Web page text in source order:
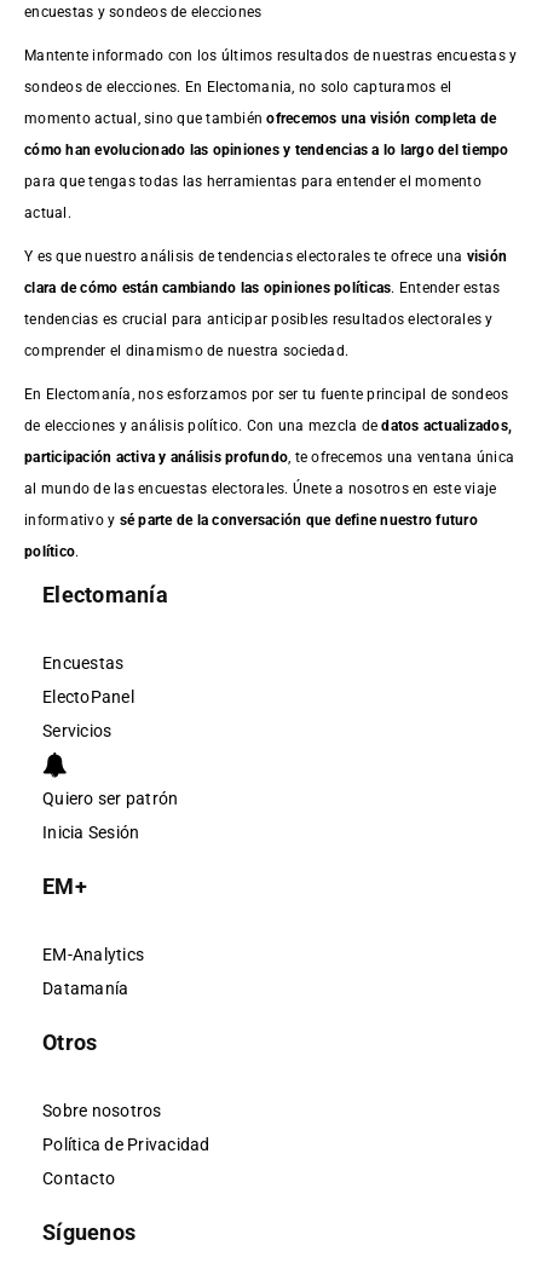
encuestas y sondeos de elecciones
Mantente informado con los últimos resultados de nuestras encuestasy
sondeos de elecciones. En Electomania, no solo capturamos el
momento actual, sino que tambiénofrecemos una visión completa de
cómo han evolucionado las opiniones y tendencias a lo largo del tiempo
para que tengas todas las herramientas para entender el momento
actual.
Y es que nuestro análisis de tendencias electorales te ofrece una visión
clara de cómo están cambiando las opiniones políticas. Entender estas
tendencias es crucial para anticipar posibles resultados electorales y
comprender el dinamismo de nuestra sociedad.
En Electomanía, nos esforzamos por ser tu fuente principal de sondeos
de elecciones y análisis político. Con una mezcla dedatos actualizados,
participación activa y análisis profundo , te ofrecemos una ventana única
al mundo de las encuestas electorales. Únete a nosotros en este viaje
informativo y sé parte de la conversación que define nuestro futuro
político.
Electomanía
Encuestas
ElectoPanel
Servicios
Quiero ser patrón
Inicia Sesión
EM+
EM-Analytics
Datamanía
Otros
Sobre nosotros
Política de Privacidad
Contacto
Síguenos